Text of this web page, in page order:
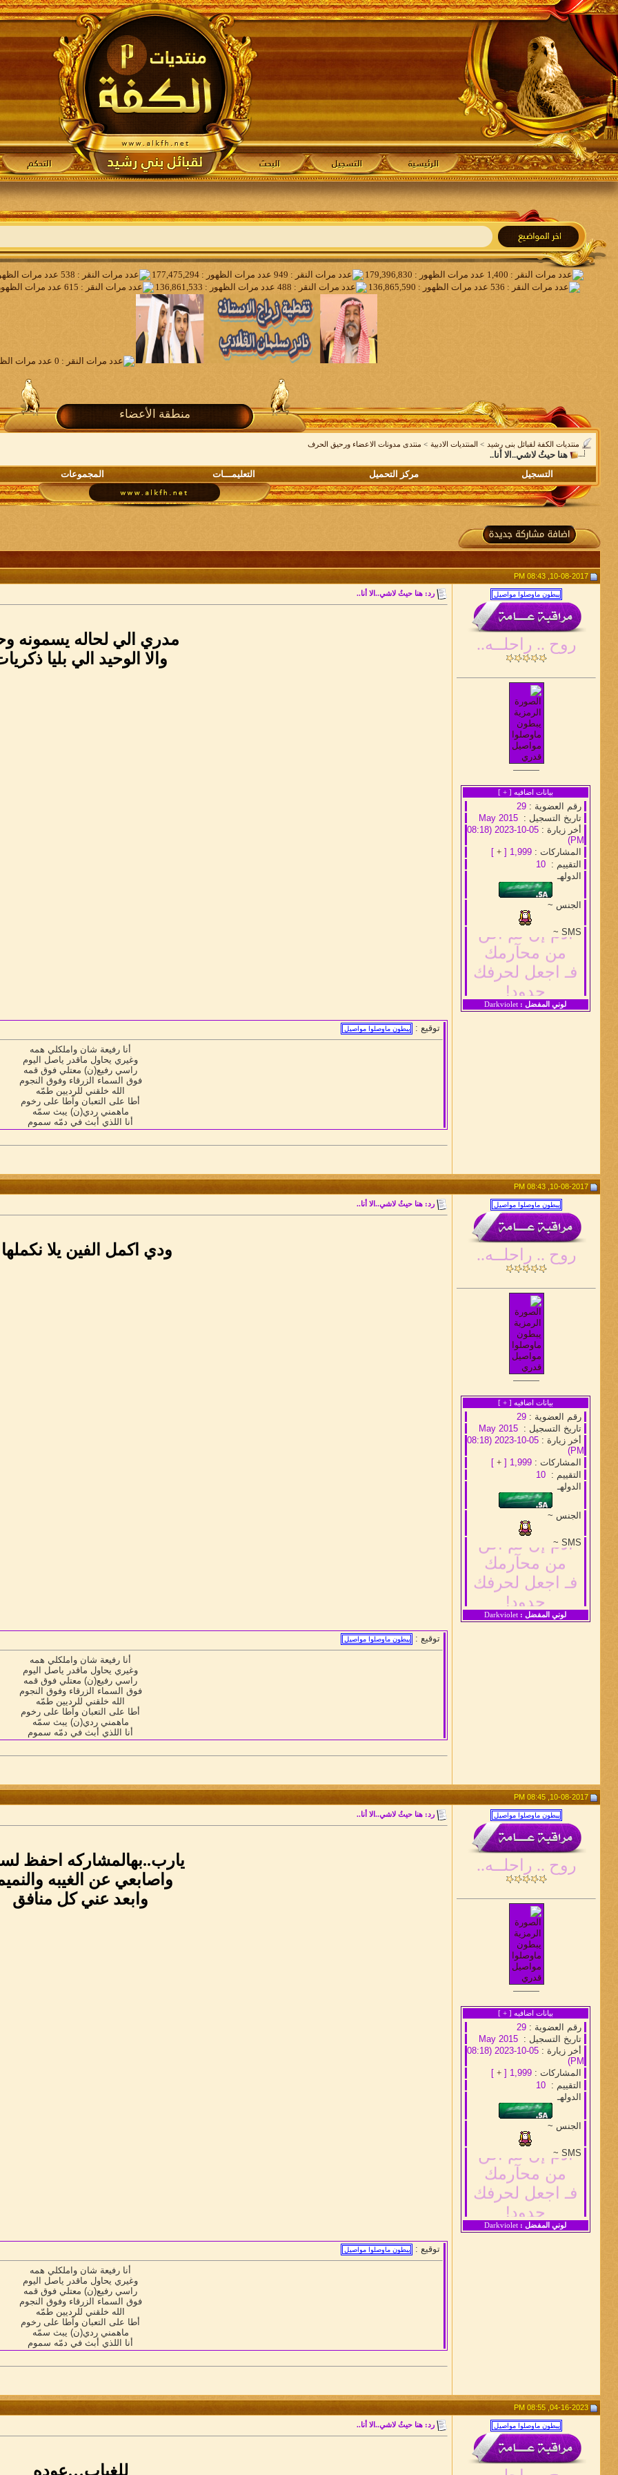
منطقة الأعضاء
منتديات الكفة لقبائل بنى رشيد > المنتديات الادبية > منتدى مدونات الاعضاء ورحيق الحرف
هنا حيثُ لاشي..الا أنا..
التسجيل
مركز التحميل التعليمـــات المجموعات
روح .. راحلــه..
بيانات اضافيه [+
]
رقم العضوية : 29
تاريخ التسجيل :May 2015
أخر زيارة :
05-10-2023 (08:18
PM)
المشاركات : 1,999 [
+
]
التقييم :10
الدولهـ
الجنس ~
آدم إن لم أكن
من محآرمك
فـ اجعل لحرفك
حدود!
لوني المفضل : Darkviolet
رد: هنا حيثُ لاشي..الا أنا..
مدري الي لحاله يسمونه
والا الوحيد الي بليا
توقيع :
أنا رفيعة شان واملكلي همه
وغيري يحاول ماقدر ياصل اليوم
راسي رفيع(ن) معتلي فوق قمه
فوق السماء الزرقاء وفوق النجوم
الله خلقني للرديين طمّه
أطا على التعبان وآطا على رخوم
ماهمني ردي(ن) يبث سمّه
أنا اللذي أبث في دمّه سموم
روح .. راحلــه..
بيانات اضافيه [+
]
رقم العضوية : 29
تاريخ التسجيل :May 2015
أخر زيارة :
05-10-2023 (08:18
PM)
المشاركات : 1,999 [
+
]
التقييم :10
الدولهـ
الجنس ~
آدم إن لم أكن
من محآرمك
فـ اجعل لحرفك
حدود!
لوني المفضل : Darkviolet
رد: هنا حيثُ لاشي..الا أنا..
ودي اكمل الفين يلا
توقيع :
أنا رفيعة شان واملكلي همه
وغيري يحاول ماقدر ياصل اليوم
راسي رفيع(ن) معتلي فوق قمه
فوق السماء الزرقاء وفوق النجوم
الله خلقني للرديين طمّه
أطا على التعبان وآطا على رخوم
ماهمني ردي(ن) يبث سمّه
أنا اللذي أبث في دمّه سموم
روح .. راحلــه..
بيانات اضافيه [+
]
رقم العضوية : 29
تاريخ التسجيل :May 2015
أخر زيارة :
05-10-2023 (08:18
PM)
المشاركات : 1,999 [
+
]
التقييم :10
الدولهـ
الجنس ~
آدم إن لم أكن
من محآرمك
فـ اجعل لحرفك
حدود!
لوني المفضل : Darkviolet
رد: هنا حيثُ لاشي..الا أنا..
يارب..بهالمشاركه احفظ
واصابعي عن الغيبه
وابعد عني كل منافق
توقيع :
أنا رفيعة شان واملكلي همه
وغيري يحاول ماقدر ياصل اليوم
راسي رفيع(ن) معتلي فوق قمه
فوق السماء الزرقاء وفوق النجوم
الله خلقني للرديين طمّه
أطا على التعبان وآطا على رخوم
ماهمني ردي(ن) يبث سمّه
أنا اللذي أبث في دمّه سموم
رد: هنا حيثُ لاشي..الا أنا..
للغياب…عوده